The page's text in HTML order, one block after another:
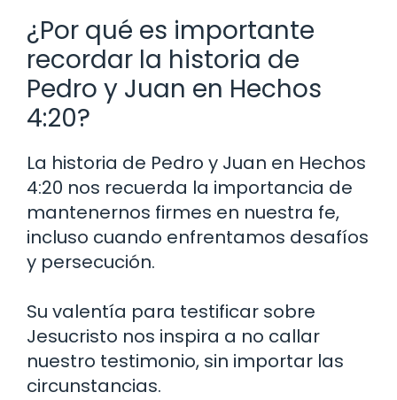
¿Por qué es importante
recordar la historia de
Pedro y Juan en Hechos
4:20?
La historia de Pedro y Juan en Hechos
4:20 nos recuerda la importancia de
mantenernos firmes en nuestra fe,
incluso cuando enfrentamos desafíos
y persecución.
Su valentía para testificar sobre
Jesucristo nos inspira a no callar
nuestro testimonio, sin importar las
circunstancias.